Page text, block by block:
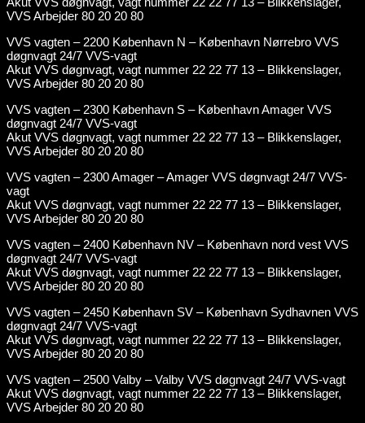
VVS Arbejder 80 20 20 80
VVS vagten – 2200 København N – København Nørrebro VVS
døgnvagt 24/7 VVS-vagt
Akut VVS døgnvagt, vagt nummer 22 22 77 13 – Blikkenslager,
VVS Arbejder 80 20 20 80
VVS vagten – 2300 København S – København Amager VVS
døgnvagt 24/7 VVS-vagt
Akut VVS døgnvagt, vagt nummer 22 22 77 13 – Blikkenslager,
VVS Arbejder 80 20 20 80
VVS vagten – 2300 Amager – Amager VVS døgnvagt 24/7 VVS-
vagt
Akut VVS døgnvagt, vagt nummer 22 22 77 13 – Blikkenslager,
VVS Arbejder 80 20 20 80
VVS vagten – 2400 København NV – København nord vest VVS
døgnvagt 24/7 VVS-vagt
Akut VVS døgnvagt, vagt nummer 22 22 77 13 – Blikkenslager,
VVS Arbejder 80 20 20 80
VVS vagten – 2450 København SV – København Sydhavnen VVS
døgnvagt 24/7 VVS-vagt
Akut VVS døgnvagt, vagt nummer 22 22 77 13 – Blikkenslager,
VVS Arbejder 80 20 20 80
VVS vagten – 2500 Valby – Valby VVS døgnvagt 24/7 VVS-vagt
Akut VVS døgnvagt, vagt nummer 22 22 77 13 – Blikkenslager,
VVS Arbejder 80 20 20 80